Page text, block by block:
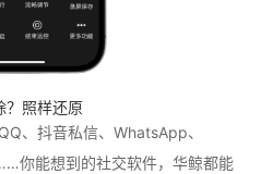
照样还原
、抖音私信、WhatsApp、
你能想到的社交软件，华鲸都能